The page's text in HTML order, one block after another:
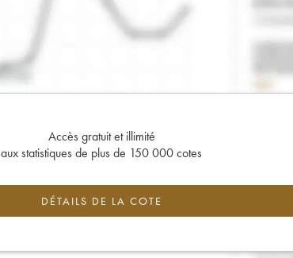
Accès gratuit et illimité
aux statistiques de plus de 150 000 cotes
DÉTAILS DE LA COTE